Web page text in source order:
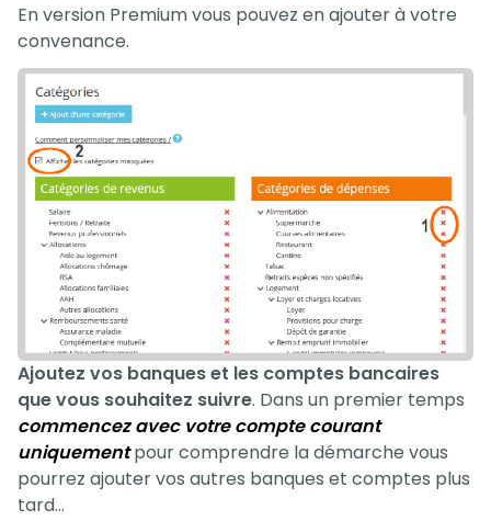
En version Premium vous pouvez en ajouter à votre
convenance.
Ajoutez vos banques et les comptes bancaires
que vous souhaitez suivre. Dans un premier temps
commencez avec votre compte courant
uniquementpour comprendre la démarche vous
pourrez ajouter vos autres banques et comptes plus
tard…